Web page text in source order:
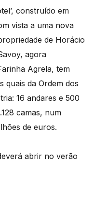
construído em
vista a uma nova
de Horácio
agora
Agrela, tem
quais da Ordem dos
16 andares e 500
camas, num
de euros.
abrir no verão